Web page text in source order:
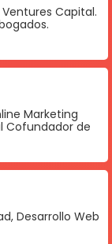
Capital.
Marketing
Cofundador de
Desarrollo Web